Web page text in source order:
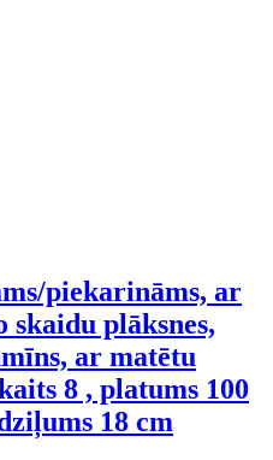
piekarināms, ar
plāksnes,
ar matētu
8 , platums 100
18 cm